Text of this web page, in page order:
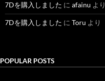
7Dを購入しました に afainu より
7Dを購入しました に Toru より
POPULAR POSTS